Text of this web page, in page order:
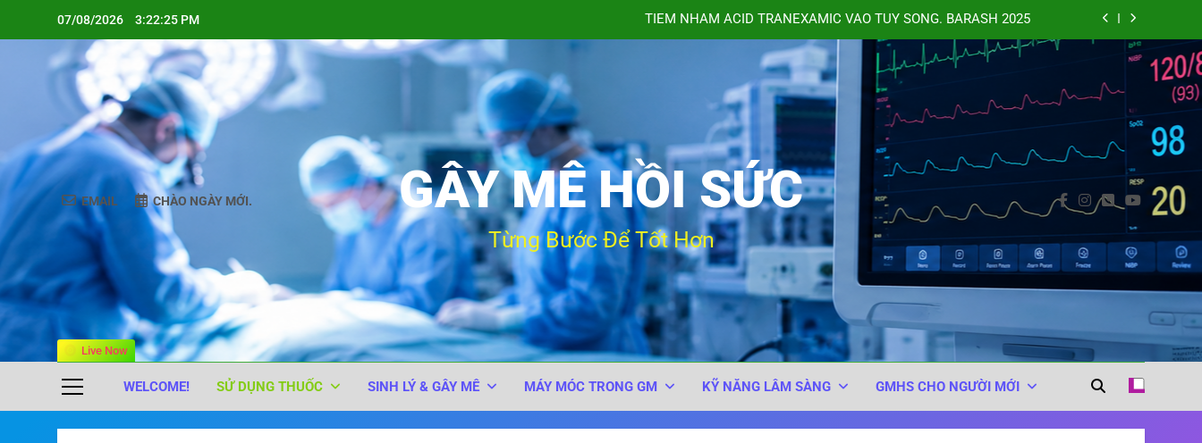
07/08/2026 3:22:25 PM TIÊM NHẦM ACID TRANEXAMIC VÀO TỦY SỐNG. BARASH 2025
QUY TRÌNH THEO DÕI BỆNH NHÂN TRONG PHẪU THUẬT. MGH 2025
Bảng kiểm An toàn Phẫu thuật của Tổ chức Y tế Thế giới (WHO Surgical Safety Checklist 2008)
HỘI CHỨNG XI MĂNG – XƯƠNG TRONG GÂY MÊ PHẪU THUẬT THAY KHỚP HÁNG. MGH 2025
TIÊM NHẦM ACID TRANEXAMIC VÀO TỦY SỐNG. BARASH 2025
QUY TRÌNH THEO DÕI BỆNH NHÂN TRONG PHẪU THUẬT. MGH 2025
GÂY MÊ HỒI SỨC
Từng Bước Để Tốt Hơn
EMAIL CHÀO NGÀY MỚI.
WELCOME! SỬ DỤNG THUỐC SINH LÝ & GÂY MÊ MÁY MÓC TRONG GM KỸ NĂNG LÂM SÀNG GMHS CHO NGƯỜI MỚI
Live Now